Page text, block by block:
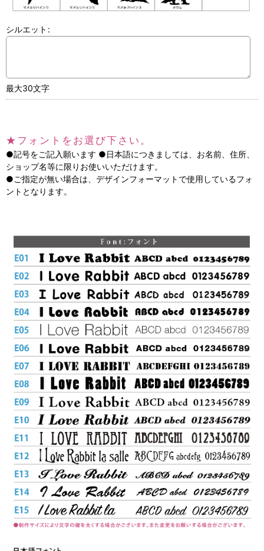
シルエット :
最大30文字
★フォントをお選び下さい。
●記号をご記入願います ●日本語につきましては、お名前、住所、
ショップ名等に限りお使いいただけます。
●ご指定が無い場合は、デザインフォーマットで使用しているフォ
ントとなります。